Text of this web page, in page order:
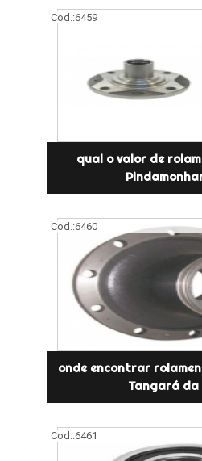
Cod.:6459
qual o valor de
Cod.:6460
onde encontrar
Tangará da
Cod.:6461